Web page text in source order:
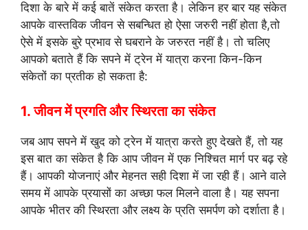
दिशा के बारे में कई बातें संकेत करता है। लेकिन हर बार यह संकेत
आपके वास्तविक जीवन से सबन्धित हो ऐसा जरुरी नहीं होता है,तो
ऐसे में इसके बुरे प्रभाव से घबराने के जरुरत नहीं है। तो चलिए
आपको बताते हैं कि सपने में ट्रेन में यात्रा करना किन-किन
संकेतों का प्रतीक हो सकता है:
1. जीवन में प्रगति और स्थिरता का संकेत
जब आप सपने में खुद को ट्रेन में यात्रा करते हुए देखते हैं, तो यह
इस बात का संकेत है कि आप जीवन में एक निश्चित मार्ग पर बढ़ रहे
हैं। आपकी योजनाएं और मेहनत सही दिशा में जा रही हैं। आने वाले
समय में आपके प्रयासों का अच्छा फल मिलने वाला है। यह सपना
आपके भीतर की स्थिरता और लक्ष्य के प्रति समर्पण को दर्शाता है।